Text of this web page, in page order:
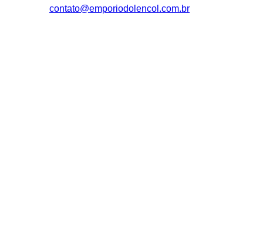
contato@emporiodolencol.com.br